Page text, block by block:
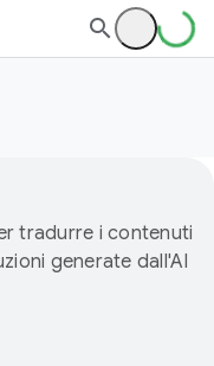
tradurre i contenuti
generate dall'AI